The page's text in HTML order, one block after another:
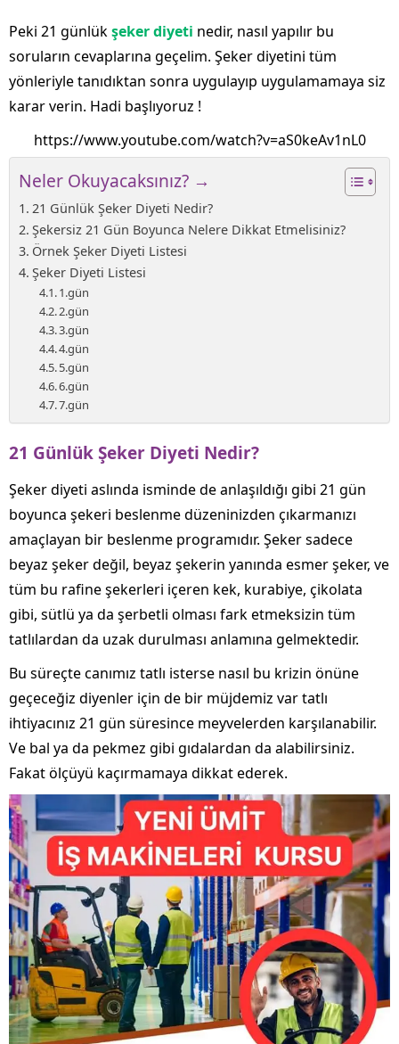
Peki 21 günlükşeker diyeti nedir, nasıl yapılır bu
soruların cevaplarına geçelim. Şeker diyetini tüm
yönleriyle tanıdıktan sonra uygulayıp uygulamamaya siz
karar verin. Hadi başlıyoruz !
https://www.youtube.com/watch?v=aS0keAv1nL0
Neler Okuyacaksınız? →
21 Günlük Şeker Diyeti Nedir?
Şekersiz 21 Gün Boyunca Nelere Dikkat Etmelisiniz?
Örnek Şeker Diyeti Listesi
Şeker Diyeti Listesi
1.gün
2.gün
3.gün
4.gün
5.gün
6.gün
7.gün
21 Günlük Şeker Diyeti Nedir?
Şeker diyeti aslında isminde de anlaşıldığı gibi 21 gün
boyunca şekeri beslenme düzeninizden çıkarmanızı
amaçlayan bir beslenme programıdır. Şeker sadece
beyaz şeker değil, beyaz şekerin yanında esmer şeker, ve
tüm bu rafine şekerleri içeren kek, kurabiye, çikolata
gibi, sütlü ya da şerbetli olması fark etmeksizin tüm
tatlılardan da uzak durulması anlamına gelmektedir.
Bu süreçte canımız tatlı isterse nasıl bu krizin önüne
geçeceğiz diyenler için de bir müjdemiz var tatlı
ihtiyacınız 21 gün süresince meyvelerden karşılanabilir.
Ve bal ya da pekmez gibi gıdalardan da alabilirsiniz.
Fakat ölçüyü kaçırmamaya dikkat ederek.